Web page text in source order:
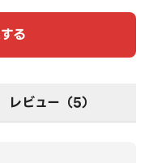
る
レビュー（5）